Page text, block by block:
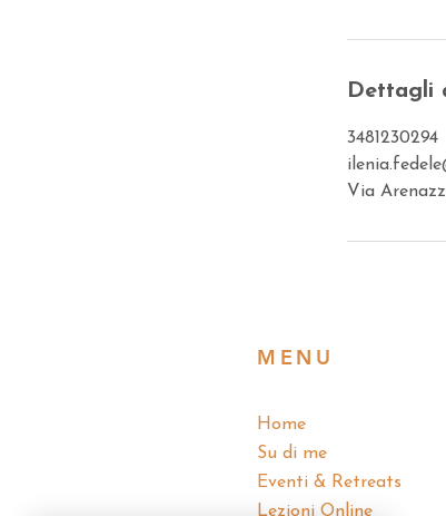
Dettagli
3481230294
Via
MENU
Home
Su di me
Eventi & Retreats
Lezioni Online